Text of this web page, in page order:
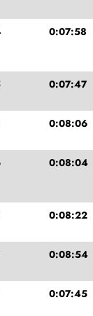
0:07:58
0:07:47
0:08:06
0:08:04
0:08:22
0:08:54
0:07:45